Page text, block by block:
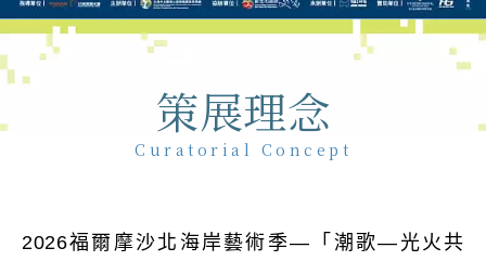
策展理念
Curatorial Concept
2026福爾摩沙北海岸藝術季—「潮歌—光火共